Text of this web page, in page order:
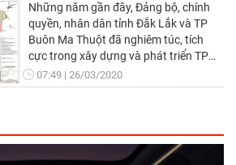
Những năm gần đây, Đảng bộ, chính
quyền, nhân dân tỉnh Đắk Lắk và TP
Buôn Ma Thuột đã nghiêm túc, tích
cực trong xây dựng và phát triển TP
Buôn Ma Thuột trở thành đô thị trung
tâm vùng Tây Nguyên. Đắk Lắk đã có
đặc biệt chú trọng vấn đề quy hoạch
trong phát triển tại TP Buôn Ma Thuột.
07:49 26/03/2020